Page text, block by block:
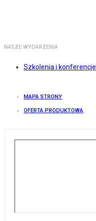
NASZE WYDARZENIA
Szkolenia i konferencje
MAPA STRONY
OFERTA PRODUKTOWA